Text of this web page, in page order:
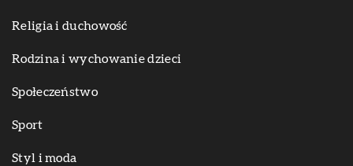
Religia i duchowość
Rodzina i wychowanie dzieci
Społeczeństwo
Sport
Styl i moda